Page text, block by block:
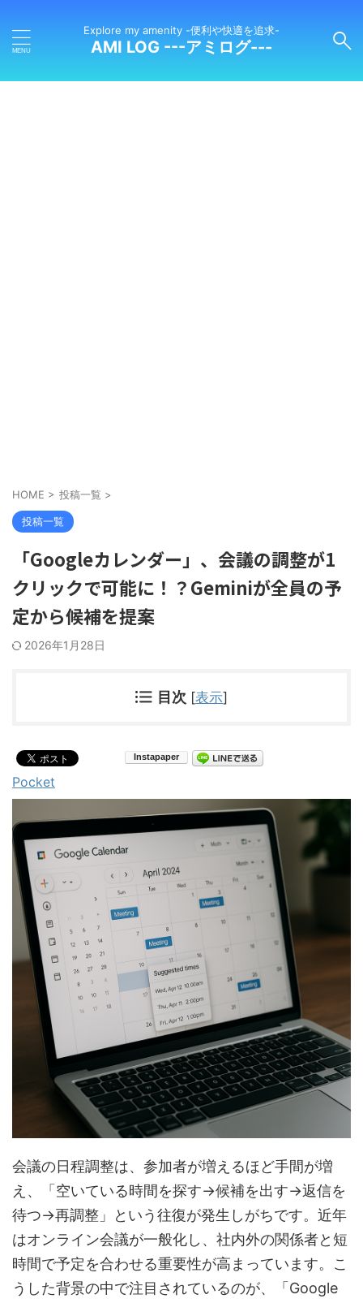
Explore my amenity -便利や快適を追求-
AMI LOG ---アミログ---
HOME > 投稿一覧 >
投稿一覧
「Googleカレンダー」、会議の調整が1
クリックで可能に！？Geminiが全員の予
定から候補を提案
2026年1月28日
目次 [表示]
Pocket
会議の日程調整は、参加者が増えるほど手間が増
え、「空いている時間を探す→候補を出す→返信を
待つ→再調整」という往復が発生しがちです。近年
はオンライン会議が一般化し、社内外の関係者と短
時間で予定を合わせる重要性が高まっています。こ
うした背景の中で注目されているのが、「Google